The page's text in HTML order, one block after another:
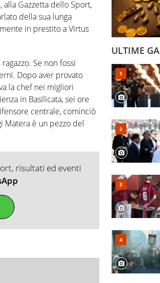
alla Gazzetta dello Sport,
della sua lunga
in prestito a Virtus
Se non fossi
Dopo aver provato
la chef nei migliori
in Basilicata, sei ore
centrale, cominciò
Matera è un pezzo del
risultati ed eventi
ULTIME